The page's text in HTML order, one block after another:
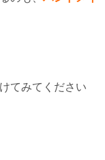
てみてください